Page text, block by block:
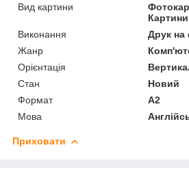
Вид картини
Картини
Виконання
Друк на
Жанр
Орієнтація
Стан
Новий
Формат
A2
Мова
Приховати